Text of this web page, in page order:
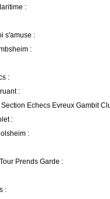
:
s'amuse :
:
:
:
Echecs Evreux Gambit
:
:
Prends Garde :
: